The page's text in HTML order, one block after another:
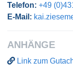
Telefon: +49
E-Mail:
ANHÄNGE
Link zum